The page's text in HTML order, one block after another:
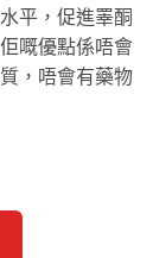
平，促進睪酮
嘅優點係唔會
，唔會有藥物